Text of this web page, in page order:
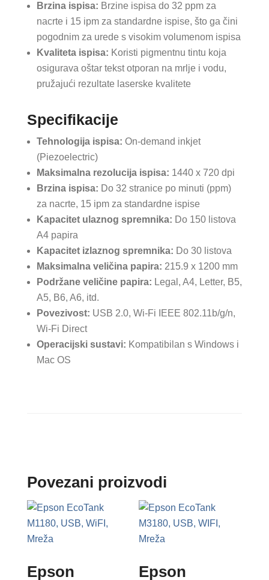
Brzina ispisa: Brzine ispisa do 32 ppm za
nacrte i 15 ipm za standardne ispise, što ga čini
pogodnim za urede s visokim volumenom ispisa
Kvaliteta ispisa: Koristi pigmentnu tintu koja
osigurava oštar tekst otporan na mrlje i vodu,
pružajući rezultate laserske kvalitete
Specifikacije
Tehnologija ispisa: On-demand inkjet
(Piezoelectric)
Maksimalna rezolucija ispisa: 1440 x 720 dpi
Brzina ispisa: Do 32 stranice po minuti (ppm)
za nacrte, 15 ipm za standardne ispise
Kapacitet ulaznog spremnika: Do 150 listova
A4 papira
Kapacitet izlaznog spremnika: Do 30 listova
Maksimalna veličina papira: 215.9 x 1200 mm
Podržane veličine papira: Legal, A4, Letter, B5,
A5, B6, A6, itd.
Povezivost: USB 2.0, Wi-Fi IEEE 802.11b/g/n,
Wi-Fi Direct
Operacijski sustavi: Kompatibilan s Windows i
Mac OS​
Povezani proizvodi
Epson Epson